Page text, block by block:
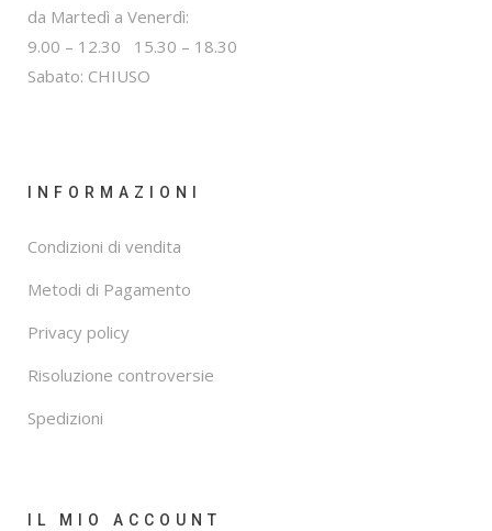
da Martedì a Venerdì:
9.00 – 12.30 15.30 – 18.30
Sabato: CHIUSO
INFORMAZIONI
Condizioni di vendita
Metodi di Pagamento
Privacy policy
Risoluzione controversie
Spedizioni
IL MIO ACCOUNT